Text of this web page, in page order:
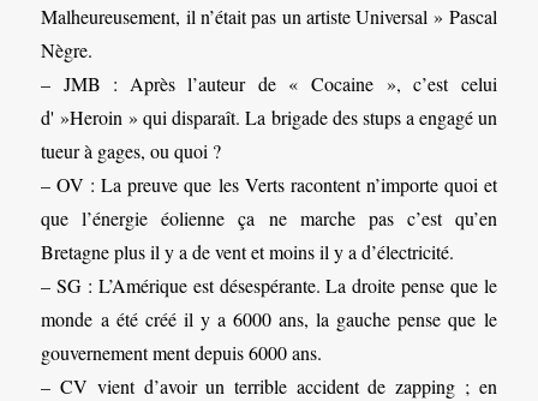
Malheureusement, il n’était pas un artiste Universal » Pascal
Nègre.
– JMB : Après l’auteur de « Cocaine », c’est celui
d' »Heroin » qui disparaît. La brigade des stups a engagé un
tueur à gages, ou quoi ?
– OV : La preuve que les Verts racontent n’importe quoi et
que l’énergie éolienne ça ne marche pas c’est qu’en
Bretagne plus il y a de vent et moins il y a d’électricité.
– SG : L’Amérique est désespérante. La droite pense que le
monde a été créé il y a 6000 ans, la gauche pense que le
gouvernement ment depuis 6000 ans.
– CV vient d’avoir un terrible accident de zapping ; en